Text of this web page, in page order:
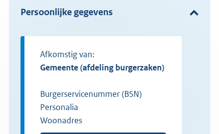
Persoonlijke gegevens
Afkomstig van:
gemeente (afdeling burgerzaken)
Burgerservicenummer (BSN)
Personalia
Woonadres